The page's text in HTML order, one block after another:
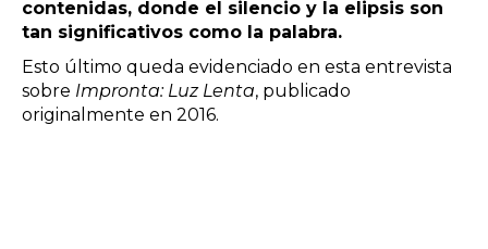
contenidas, donde el silencio y la elipsis son
tan significativos como la palabra.
Esto último queda evidenciado en esta entrevista
sobre Impronta: Luz Lenta, publicado
originalmente en 2016.